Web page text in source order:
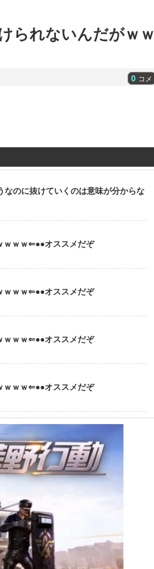
られないんだがｗｗ
0 コメ
なのに抜けていくのは意味が分からな
ｗｗｗ⇐●●オススメだぞ
ｗｗｗ⇐●●オススメだぞ
ｗｗｗ⇐●●オススメだぞ
ｗｗｗ⇐●●オススメだぞ